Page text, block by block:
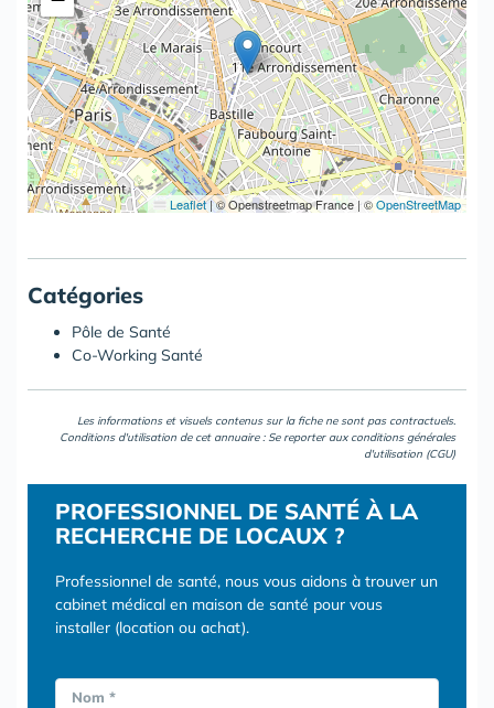
Leaflet|© Openstreetmap France | ©OpenStreetMap
Catégories
Pôle de Santé
Co-Working Santé
Les informations et visuels contenus sur la fiche ne sont pas contractuels.
Conditions d'utilisation de cet annuaire : Se reporter aux conditions générales
d'utilisation (CGU)
PROFESSIONNEL DE SANTÉ À LA
RECHERCHE DE LOCAUX ?
Professionnel de santé, nous vous aidons à trouver un
cabinet médical en maison de santé pour vous
installer (location ou achat).
Nom *